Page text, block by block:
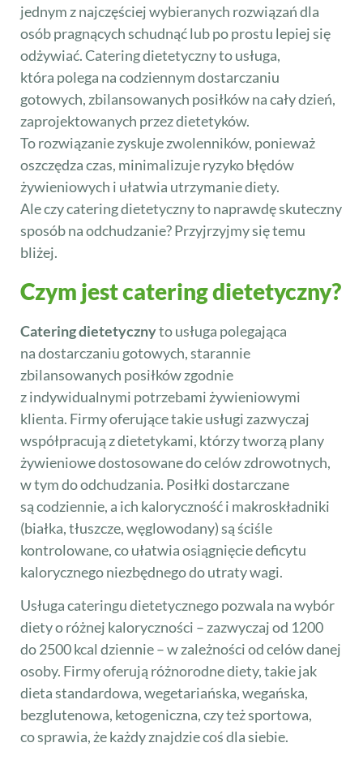
jednym z najczęściej wybieranych rozwiązań dla
osób pragnących schudnąć lub po prostu lepiej się
odżywiać. Catering dietetyczny to usługa,
która polega na codziennym dostarczaniu
gotowych, zbilansowanych posiłków na cały dzień,
zaprojektowanych przez dietetyków.
To rozwiązanie zyskuje zwolenników, ponieważ
oszczędza czas, minimalizuje ryzyko błędów
żywieniowych i ułatwia utrzymanie diety.
Ale czy catering dietetyczny to naprawdę skuteczny
sposób na odchudzanie? Przyjrzyjmy się temu
bliżej.
Czym jest catering dietetyczny?
Catering dietetycznyto usługa polegająca
na dostarczaniu gotowych, starannie
zbilansowanych posiłków zgodnie
z indywidualnymi potrzebami żywieniowymi
klienta. Firmy oferujące takie usługi zazwyczaj
współpracują z dietetykami, którzy tworzą plany
żywieniowe dostosowane do celów zdrowotnych,
w tym do odchudzania. Posiłki dostarczane
są codziennie, a ich kaloryczność i makroskładniki
(białka, tłuszcze, węglowodany) są ściśle
kontrolowane, co ułatwia osiągnięcie deficytu
kalorycznego niezbędnego do utraty wagi.
Usługa cateringu dietetycznego pozwala na wybór
diety o różnej kaloryczności – zazwyczaj od 1200
do 2500 kcal dziennie – w zależności od celów danej
osoby. Firmy oferują różnorodne diety, takie jak
dieta standardowa, wegetariańska, wegańska,
bezglutenowa, ketogeniczna, czy też sportowa,
co sprawia, że każdy znajdzie coś dla siebie.